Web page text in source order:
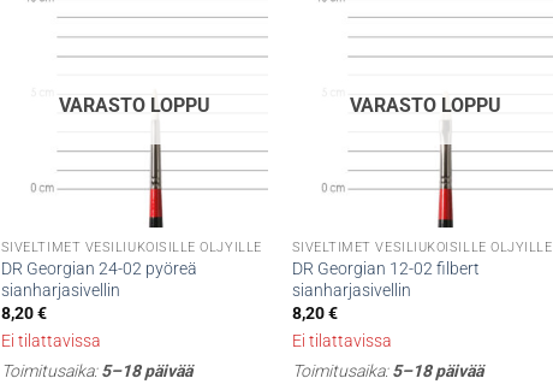
VARASTO LOPPU
SIVELTIMET VESILIUKOISILLE ÖLJYILLE
DR Georgian 24-02 pyöreä
sianharjasivellin
8,20€
Ei tilattavissa
Toimitusaika:5–18 päivää
VARASTO LOPPU
SIVELTIMET VESILIUKOISILLE ÖLJYILLE
DR Georgian 12-02 filbert
sianharjasivellin
8,20€
Ei tilattavissa
Toimitusaika:5–18 päivää